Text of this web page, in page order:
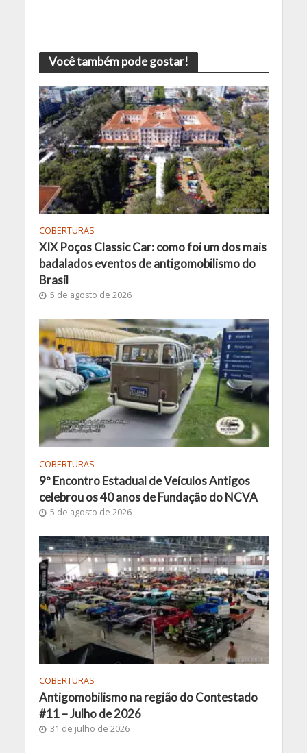
Você também pode gostar!
XIX Poços Classic Car: como foi um dos mais
badalados eventos de antigomobilismo do
Brasil
5 de agosto de 2026
9º Encontro Estadual de Veículos Antigos
celebrou os 40 anos de Fundação do NCVA
5 de agosto de 2026
Antigomobilismo na região do Contestado
#11 – Julho de 2026
31 de julho de 2026